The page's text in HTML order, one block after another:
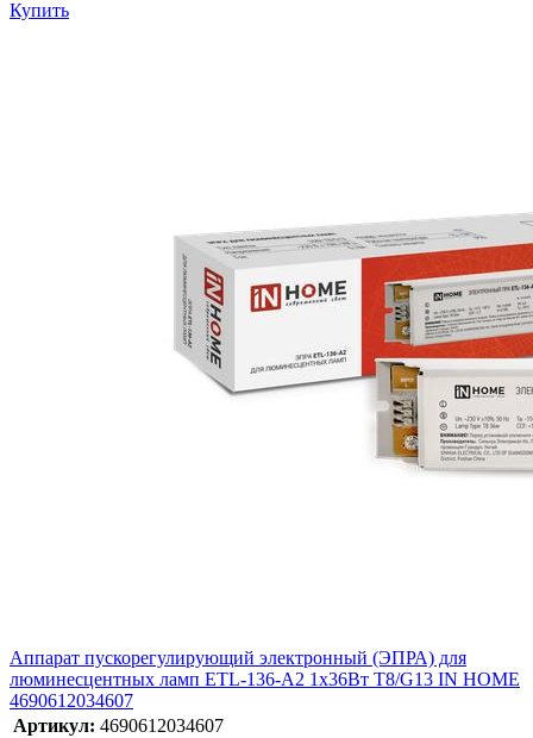
Купить
Аппарат пускорегулирующий электронный (ЭПРА) для
люминесцентных ламп ETL-136-А2 1х36Вт Т8/G13 IN HOME
4690612034607
Артикул: 4690612034607